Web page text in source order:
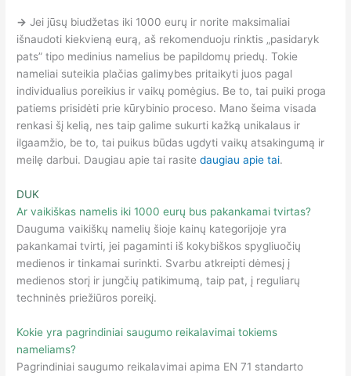
→ Jei jūsų biudžetas iki 1000 eurų ir norite maksimaliai
išnaudoti kiekvieną eurą, aš rekomenduoju rinktis „pasidaryk
pats” tipo medinius namelius be papildomų priedų. Tokie
nameliai suteikia plačias galimybes pritaikyti juos pagal
individualius poreikius ir vaikų pomėgius. Be to, tai puiki proga
patiems prisidėti prie kūrybinio proceso. Mano šeima visada
renkasi šį kelią, nes taip galime sukurti kažką unikalaus ir
ilgaamžio, be to, tai puikus būdas ugdyti vaikų atsakingumą ir
meilę darbui. Daugiau apie tai rasitedaugiau apie tai.
DUK
Ar vaikiškas namelis iki 1000 eurų bus pakankamai tvirtas?
Dauguma vaikiškų namelių šioje kainų kategorijoje yra
pakankamai tvirti, jei pagaminti iš kokybiškos spygliuočių
medienos ir tinkamai surinkti. Svarbu atkreipti dėmesį į
medienos storį ir jungčių patikimumą, taip pat, į reguliarų
techninės priežiūros poreikį.
Kokie yra pagrindiniai saugumo reikalavimai tokiems
nameliams?
Pagrindiniai saugumo reikalavimai apima EN 71 standarto